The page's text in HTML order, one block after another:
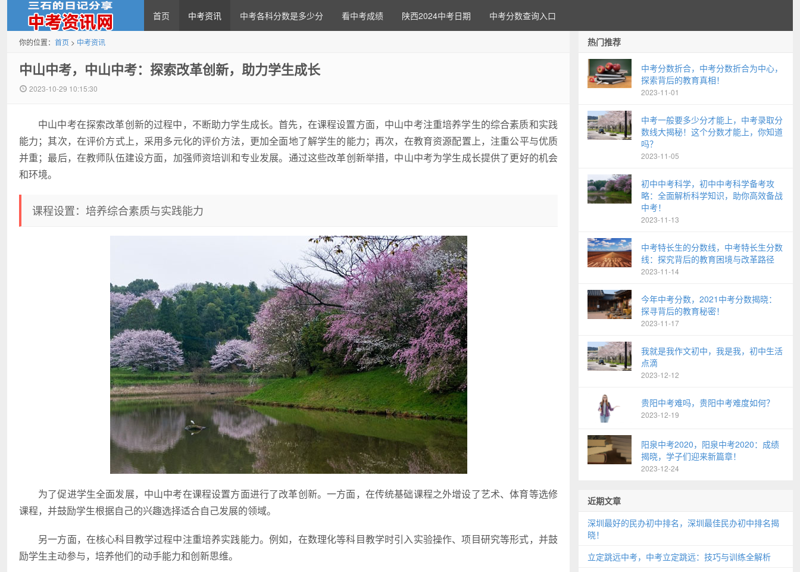
中考资讯网
首页 中考资讯 中考各科分数是多少分 看中考成绩 陕西2024中考日期 中考分数查询入口
你的位置： 首页 > 中考资讯
中山中考，中山中考：探索改革创新，助力学生成长
2023-10-29 10:15:30
中山中考在探索改革创新的过程中，不断助力学生成长。首先，在课程设置方面，中山中考注重培养学生的综合素质和实践
能力；其次，在评价方式上，采用多元化的评价方法，更加全面地了解学生的能力；再次，在教育资源配置上，注重公平与优质
并重；最后，在教师队伍建设方面，加强师资培训和专业发展。通过这些改革创新举措，中山中考为学生成长提供了更好的机会
和环境。
课程设置：培养综合素质与实践能力
为了促进学生全面发展，中山中考在课程设置方面进行了改革创新。一方面，在传统基础课程之外增设了艺术、体育等选修
课程，并鼓励学生根据自己的兴趣选择适合自己发展的领域。
另一方面，在核心科目教学过程中注重培养实践能力。例如，在数理化等科目教学时引入实验操作、项目研究等形式，并鼓
励学生主动参与，培养他们的动手能力和创新思维。
热门推荐
中考分数折合，中考分数折合为中心，
探索背后的教育真相！
2023-11-01
中考一般要多少分才能上，中考录取分
数线大揭秘！这个分数才能上，你知道
吗？
2023-11-05
初中中考科学，初中中考科学备考攻
略：全面解析科学知识，助你高效备战
中考！
2023-11-13
中考特长生的分数线，中考特长生分数
线：探究背后的教育困境与改革路径
2023-11-14
今年中考分数，2021中考分数揭晓：
探寻背后的教育秘密！
2023-11-17
我就是我作文初中，我是我，初中生活
点滴
2023-12-12
贵阳中考难吗，贵阳中考难度如何？
2023-12-19
阳泉中考2020，阳泉中考2020：成绩
揭晓，学子们迎来新篇章！
2023-12-24
近期文章
深圳最好的民办初中排名，深圳最佳民办初中排名揭
晓！
立定跳远中考，中考立定跳远：技巧与训练全解析